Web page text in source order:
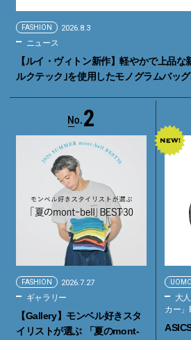
FASHION 2026.8.3
ニュース
【ルイ・ヴィトン新作】軽やかで上品
ルクテック｣を使用したモノグラムバッ
2
FASHION 2026.7.27
ギャラリー
【Gallery】モンベル好きスタ
イリストが選ぶ 「夏のmont-
UOMO
大
カー」